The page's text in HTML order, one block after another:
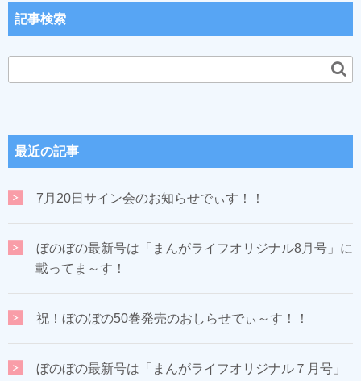
記事検索
最近の記事
7月20日サイン会のお知らせでぃす！！
ぼのぼの最新号は「まんがライフオリジナル8月号」に
載ってま～す！
祝！ぼのぼの50巻発売のおしらせでぃ～す！！
ぼのぼの最新号は「まんがライフオリジナル７月号」